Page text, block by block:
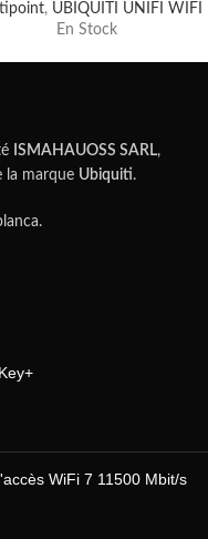
, UBIQUITI UNIFI WIFI
En Stock
ISMAHAUOSS SARL,
la marque Ubiquiti.
WiFi 7 11500 Mbit/s